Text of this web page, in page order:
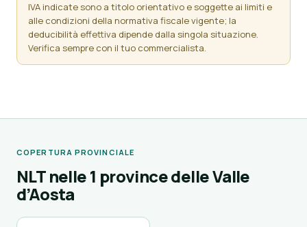
IVA indicate sono a titolo orientativo e soggette ai limiti e
alle condizioni della normativa fiscale vigente; la
deducibilità effettiva dipende dalla singola situazione.
Verifica sempre con il tuo commercialista.
COPERTURA PROVINCIALE
NLT nelle 1 province delle Valle
d’Aosta